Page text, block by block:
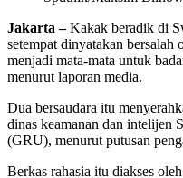
Jakarta –Kakak beradik di
setempat dinyatakan bersalah
menjadi mata-mata untuk
menurut laporan media.
Dua bersaudara itu
dinas keamanan dan intelijen
(GRU), menurut putusan
Berkas rahasia itu diakses